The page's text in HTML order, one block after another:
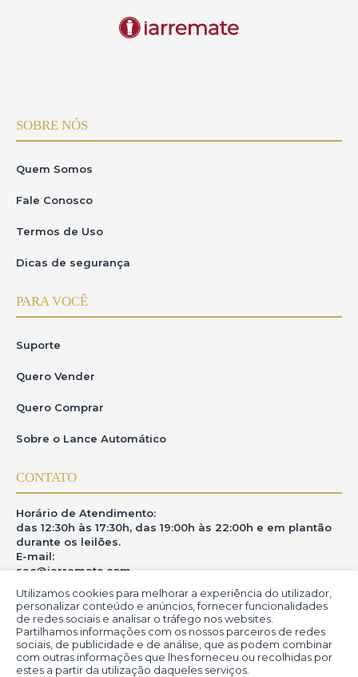
Utilizamos cookies para melhorar a experiência do utilizador,
personalizar conteúdo e anúncios, fornecer funcionalidades
de redes sociais e analisar o tráfego nos websites.
Partilhamos informações com os nossos parceiros de redes
sociais, de publicidade e de análise, que as podem combinar
com outras informações que lhes forneceu ou recolhidas por
estes a partir da utilização daqueles serviços.
SOBRE NÓS
Quem Somos
Fale Conosco
Termos de Uso
Dicas de segurança
PARA VOCÊ
Suporte
Quero Vender
Quero Comprar
Sobre o Lance Automático
CONTATO
Horário de Atendimento:
das 12:30h às 17:30h, das 19:00h às 22:00h e em plantão
durante os leilões.
E-mail:
sac@iarremate.com
ONDE ESTAMOS
R. Heitor Modesto, 28 - Estação São Lourenço - MG
CEP: 37470-000